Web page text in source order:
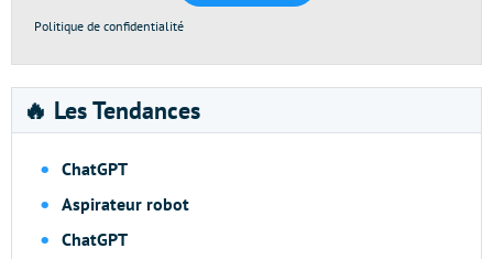
Politique de confidentialité
🔥 Les Tendances
ChatGPT
Aspirateur robot
ChatGPT